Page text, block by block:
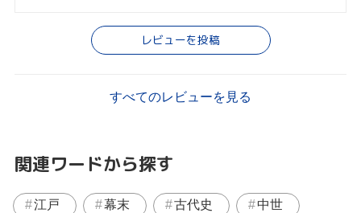
レビューを投稿
すべてのレビューを見る
関連ワードから探す
江戸 幕末 古代史 中世